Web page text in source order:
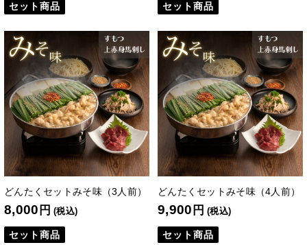
セット商品 セット商品
どんたくセットみそ味（3人前）
8,000 円 (税込)
セット商品
どんたくセットみそ味（4人前）
9,900 円 (税込)
セット商品